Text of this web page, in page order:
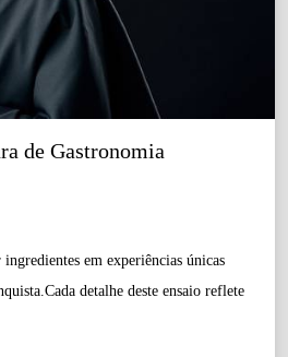
de Gastronomia
em experiências únicas
detalhe deste ensaio reflete